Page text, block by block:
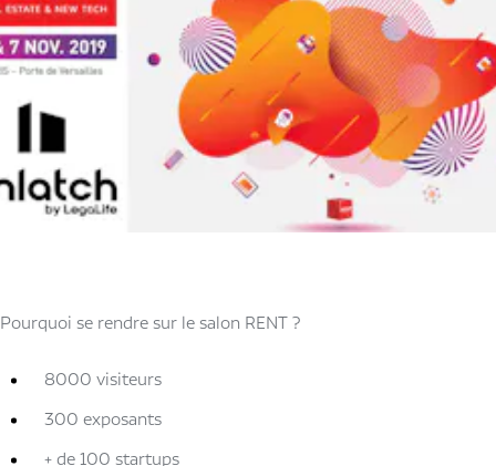
Pourquoi se rendre sur le salon RENT ?
8000 visiteurs
300 exposants
+ de 100 startups